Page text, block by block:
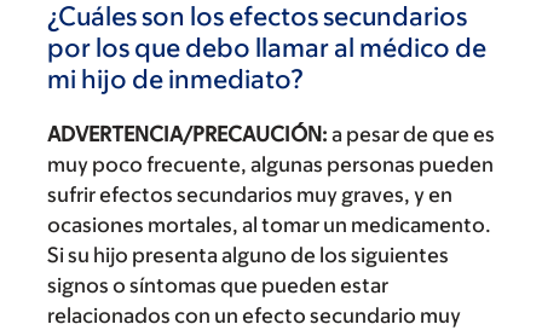
¿Cuáles son los efectos secundarios
por los que debo llamar al médico de
mi hijo de inmediato?
ADVERTENCIA/PRECAUCIÓN: a pesar de que es
muy poco frecuente, algunas personas pueden
sufrir efectos secundarios muy graves, y en
ocasiones mortales, al tomar un medicamento.
Si su hijo presenta alguno de los siguientes
signos o síntomas que pueden estar
relacionados con un efecto secundario muy